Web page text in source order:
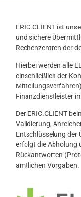
ERIC.CLIENT ist
und sichere
Rechenzentren der
Hierbei werden alle
einschließlich der
Finanzdienstleister
Der ERIC.CLIENT
Validierung,
Entschlüsselung der
erfolgt die Abholung
Rückantworten
amtlichen Vorgaben.